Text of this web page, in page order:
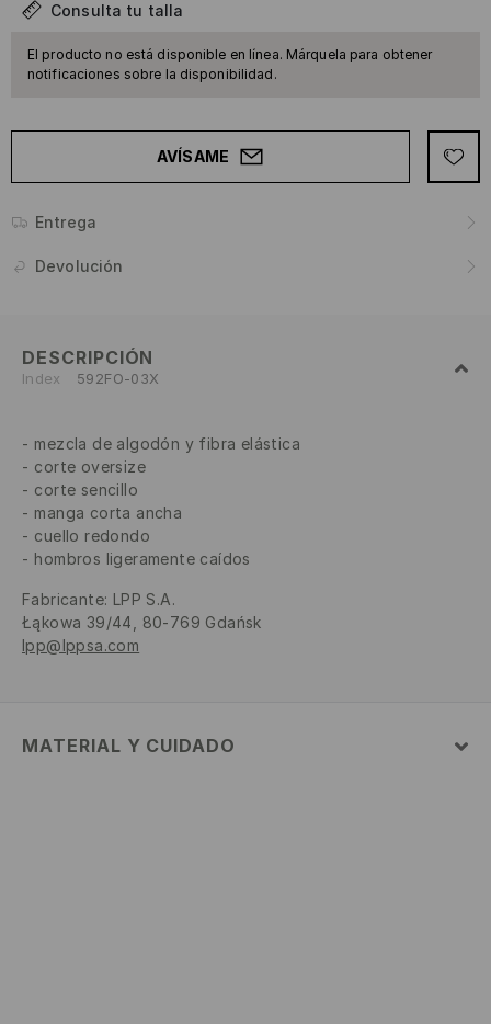
Consulta tu talla
El producto no está disponible en línea. Márquela para obtener
notificaciones sobre la disponibilidad.
AVÍSAME
Entrega
Devolución
DESCRIPCIÓN
Index 592FO-03X
mezcla de algodón y fibra elástica
corte oversize
corte sencillo
manga corta ancha
cuello redondo
hombros ligeramente caídos
Fabricante: LPP S.A.
Łąkowa 39/44, 80-769 Gdańsk
lpp@lppsa.com
MATERIAL Y CUIDADO